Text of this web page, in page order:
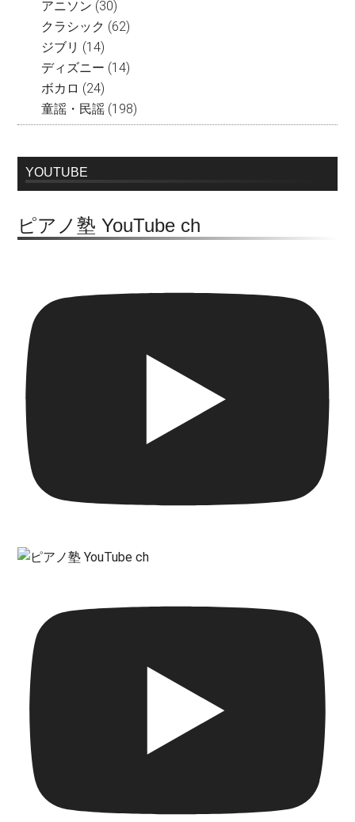
アニソン (30)
クラシック (62)
ジブリ (14)
ディズニー (14)
ボカロ (24)
童謡・民謡 (198)
YOUTUBE
ピアノ塾 YouTube ch